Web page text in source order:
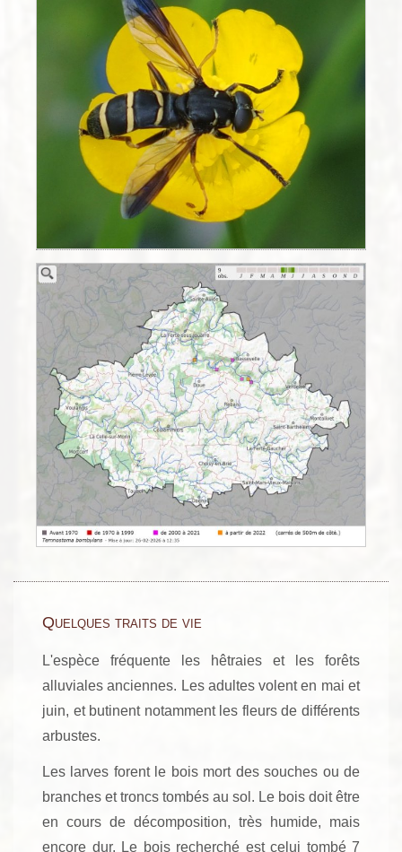
Quelques traits de vie
L'espèce fréquente les hêtraies et les forêts
alluviales anciennes. Les adultes volent en mai et
juin, et butinent notamment les fleurs de différents
arbustes.
Les larves forent le bois mort des souches ou de
branches et troncs tombés au sol. Le bois doit être
en cours de décomposition, très humide, mais
encore dur. Le bois recherché est celui tombé 7